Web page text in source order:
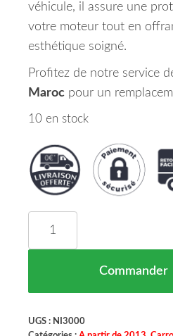
véhicule, il assure une
votre moteur tout en
esthétique soigné.
Profitez de notre service
Maroc pour un
10 en stock
Commander
UGS : NI3000